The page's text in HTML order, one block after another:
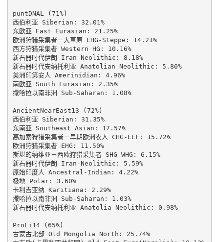
puntDNAL (71%)
西伯利亚 Siberian: 32.01%
东欧亚 East Eurasian: 21.25%
欧洲狩猎采集者－大草原 EHG-Steppe: 14.21%
西方狩猎采集者 Western HG: 10.16%
新石器时代伊朗 Iran Neolithic: 8.18%
新石器时代安纳托利亚 Anatolian Neolithic: 5.80%
美洲印第安人 Amerinidian: 4.96%
南欧亚 South Eurasian: 2.35%
撒哈拉以南非洲 Sub-Saharan: 1.08%
AncientNearEast13 (72%)
西伯利亚 Siberian: 31.35%
东南亚 Southeast Asian: 17.57%
高加索狩猎采集者－早期欧洲农人 CHG-EEF: 15.72%
欧洲狩猎采集者 EHG: 11.50%
斯堪的纳维亚－西欧狩猎采集者 SHG-WHG: 6.15%
新石器时代伊朗 Iran-Neolithic: 5.59%
原始印度人 Ancestral-Indian: 4.22%
极地 Polar: 3.60%
卡利吉亚纳 Karitiana: 2.29%
撒哈拉以南非洲 Sub-Saharan: 1.03%
新石器时代安纳托利亚 Anatolia Neolithic: 0.98%
ProLi14 (65%)
古蒙古北部 Old Mongolia North: 25.74%